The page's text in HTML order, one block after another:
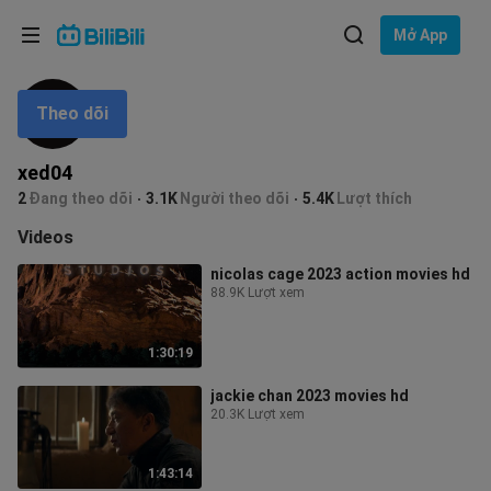
Mở App
xed04
2Đang theo dõi 3.1K Người theo dõi 5.4K Lượt thích
Theo dõi
Videos
1:30:19
nicolas cage 2023 action movies hd
88.9K Lượt xem
1:43:14
jackie chan 2023 movies hd
20.3K Lượt xem
Ngôn ngữ: Tiếng Việt
Lựa chọn ngôn ngữ
English
ภาษาไทย
Tiếng Việt
Bahasa Melayu